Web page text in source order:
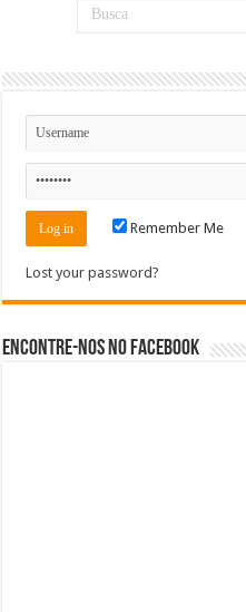
Remember Me
Lost your password?
Encontre-nos no Facebook